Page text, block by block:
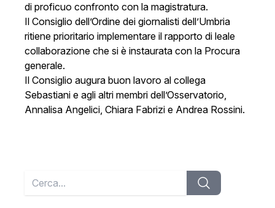
di proficuo confronto con la magistratura.
Il Consiglio dell’Ordine dei giornalisti dell’Umbria
ritiene prioritario implementare il rapporto di leale
collaborazione che si è instaurata con la Procura
generale.
Il Consiglio augura buon lavoro al collega
Sebastiani e agli altri membri dell’Osservatorio,
Annalisa Angelici, Chiara Fabrizi e Andrea Rossini.